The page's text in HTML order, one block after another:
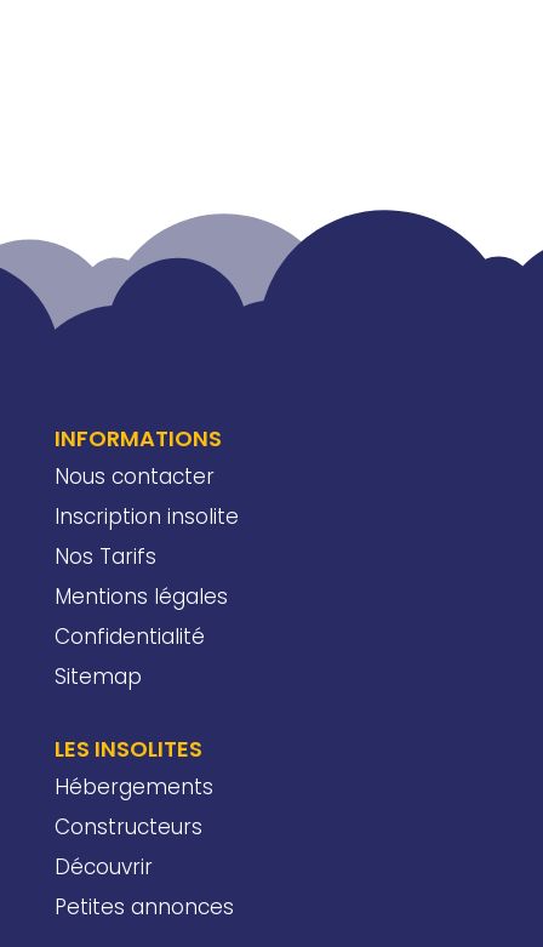
INFORMATIONS
Nous contacter
Inscription insolite
Nos Tarifs
Mentions légales
Confidentialité
Sitemap
LES INSOLITES
Hébergements
Constructeurs
Découvrir
Petites annonces